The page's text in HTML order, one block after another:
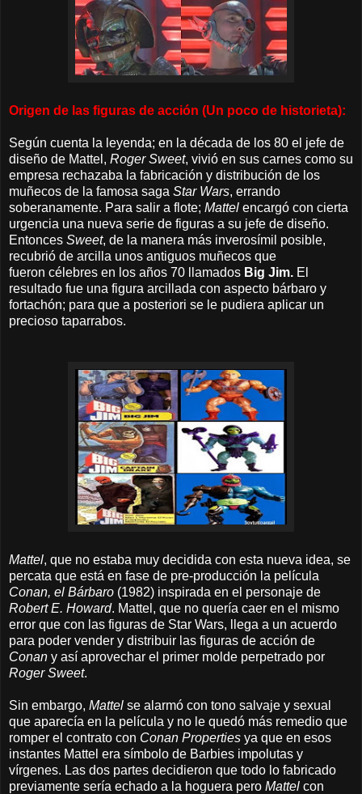
Origen de las figuras de acción (Un poco de historieta):
Según cuenta la leyenda; en la década de los 80 el jefe de
diseño de Mattel, Roger Sweet, vivió en sus carnes como su
empresa rechazaba la fabricación y distribución de los
muñecos de la famosa saga Star Wars, errando
soberanamente. Para salir a flote; Mattel encargó con cierta
urgencia una nueva serie de figuras a su jefe de diseño.
Entonces Sweet, de la manera más inverosímil posible,
recubrió de arcilla unos antiguos muñecos que
fueron célebres en los años 70 llamados Big Jim. El
resultado fue una figura arcillada con aspecto bárbaro y
fortachón; para que a posteriori se le pudiera aplicar un
precioso taparrabos.
Mattel, que no estaba muy decidida con esta nueva idea, se
percata que está en fase de pre-producción la película
Conan, el Bárbaro (1982) inspirada en el personaje de
Robert E. Howard. Mattel, que no quería caer en el mismo
error que con las figuras de Star Wars, llega a un acuerdo
para poder vender y distribuir las figuras de acción de
Conan y así aprovechar el primer molde perpetrado por
Roger Sweet.
Sin embargo, Mattel se alarmó con tono salvaje y sexual
que aparecía en la película y no le quedó más remedio que
romper el contrato con Conan Properties ya que en esos
instantes Mattel era símbolo de Barbies impolutas y
vírgenes. Las dos partes decidieron que todo lo fabricado
previamente sería echado a la hoguera pero Mattel con